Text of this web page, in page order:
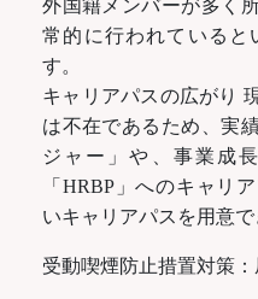
外国籍メンバーが多く
常的に行われていると
す。
キャリアパスの広がり
は不在であるため、実
ジャー」や、事業成
「HRBP」へのキャリ
いキャリアパスを用意で
受動喫煙防止措置対策